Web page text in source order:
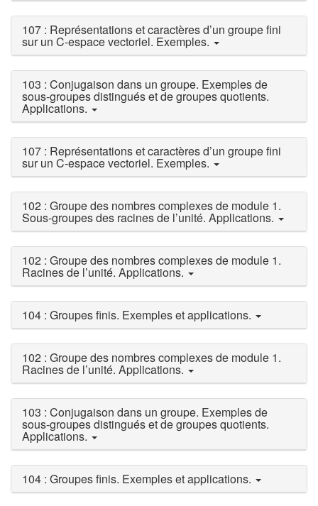
107 : Représentations et caractères d’un groupe fini
sur un C-espace vectoriel. Exemples.
103 : Conjugaison dans un groupe. Exemples de
sous-groupes distingués et de groupes quotients.
Applications.
107 : Représentations et caractères d’un groupe fini
sur un C-espace vectoriel. Exemples.
102 : Groupe des nombres complexes de module 1.
Sous-groupes des racines de l’unité. Applications.
102 : Groupe des nombres complexes de module 1.
Racines de l’unité. Applications.
104 : Groupes finis. Exemples et applications.
102 : Groupe des nombres complexes de module 1.
Racines de l’unité. Applications.
103 : Conjugaison dans un groupe. Exemples de
sous-groupes distingués et de groupes quotients.
Applications.
104 : Groupes finis. Exemples et applications.